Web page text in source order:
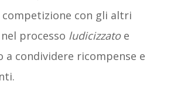
competizione con gli altri
processo ludicizzato e
a condividere ricompense e